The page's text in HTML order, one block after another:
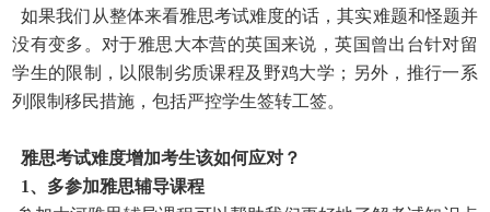
如果我们从整体来看雅思考试难度的话，其实难题和怪题并
没有变多。对于雅思大本营的英国来说，英国曾出台针对留
学生的限制，以限制劣质课程及野鸡大学；另外，推行一系
列限制移民措施，包括严控学生签转工签。
雅思考试难度增加考生该如何应对？
1、多参加雅思辅导课程